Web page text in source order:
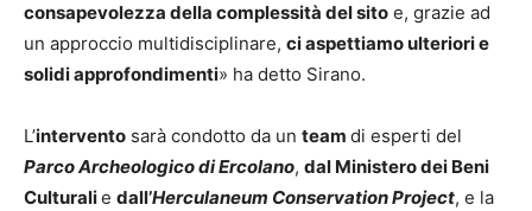
consapevolezza della complessità del sito e, grazie ad
un approccio multidisciplinare, ci aspettiamo ulteriori e
solidi approfondimenti» ha detto Sirano.
L’intervento sarà condotto da un team di esperti del
Parco Archeologico di Ercolano, dal Ministero dei Beni
Culturalie dall’Herculaneum Conservation Project, e la